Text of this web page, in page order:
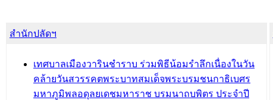
สำนักปลัดฯ
เทศบาลเมืองวารินชำราบ ร่วมพิธีน้อมรำลึกเนื่องในวัน
คล้ายวันสวรรคตพระบาทสมเด็จพระบรมชนกาธิเบศร
มหาภูมิพลอดุลยเดชมหาราช บรมนาถบพิตร ประจำปี